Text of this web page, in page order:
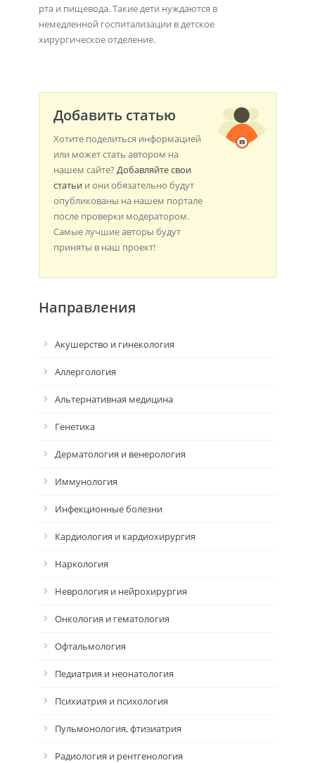
рта и пищевода. Такие дети нуждаются в
немедленной госпитализации в детское
хирургическое отделение.
Добавить статью
Хотите поделиться информацией
или может стать автором на
нашем сайте? Добавляйте свои
статьи и они обязательно будут
опубликованы на нашем портале
после проверки модератором.
Самые лучшие авторы будут
приняты в наш проект!
Направления
Акушерство и гинекология
Аллергология
Альтернативная медицина
Генетика
Дерматология и венерология
Иммунология
Инфекционные болезни
Кардиология и кардиохирургия
Наркология
Неврология и нейрохирургия
Онкология и гематология
Офтальмология
Педиатрия и неонатология
Психиатрия и психология
Пульмонология, фтизиатрия
Радиология и рентгенология